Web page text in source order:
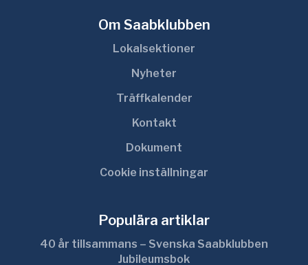
Om Saabklubben
Lokalsektioner
Nyheter
Träffkalender
Kontakt
Dokument
Cookie inställningar
Populära artiklar
40 år tillsammans – Svenska Saabklubben
Jubileumsbok